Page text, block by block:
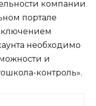
компании
портале
необходимо
и
контроль».